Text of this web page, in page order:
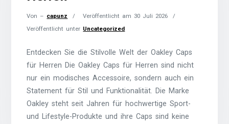
Von – capunz Veröffentlicht am 30 Juli 2026
Veröffentlicht unter Uncategorized
Entdecken Sie die Stilvolle Welt der Oakley Caps
für Herren Die Oakley Caps für Herren sind nicht
nur ein modisches Accessoire, sondern auch ein
Statement für Stil und Funktionalität. Die Marke
Oakley steht seit Jahren für hochwertige Sport-
und Lifestyle-Produkte und ihre Caps sind keine